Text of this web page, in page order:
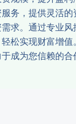
务，提供灵活
求。通过专业
松实现财富增
成为您信赖的